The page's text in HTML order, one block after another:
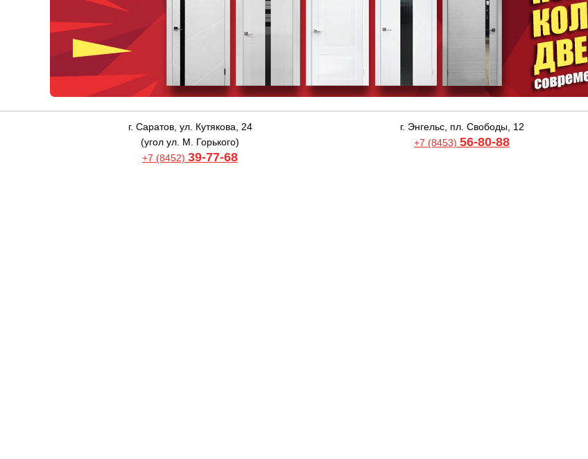
г. Саратов, ул. Кутякова, 24
(угол ул. М. Горького)
+7 (8452) 39-77-68
г. Энгельс, пл. Свободы, 12
+7 (8453) 56-80-88